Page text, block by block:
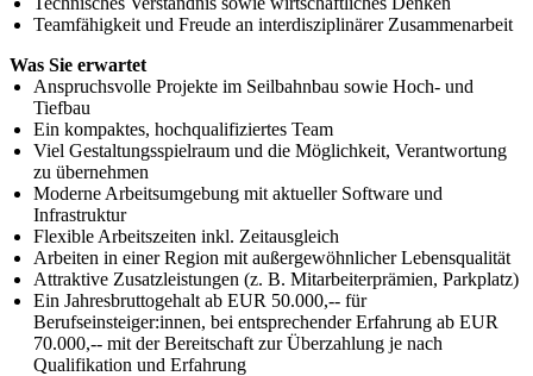
Teamfähigkeit und Freude an interdisziplinärer Zusammenarbeit
Was Sie erwartet
Anspruchsvolle Projekte im Seilbahnbau sowie Hoch- und
Tiefbau
Ein kompaktes, hochqualifiziertes Team
Viel Gestaltungsspielraum und die Möglichkeit, Verantwortung
zu übernehmen
Moderne Arbeitsumgebung mit aktueller Software und
Infrastruktur
Flexible Arbeitszeiten inkl. Zeitausgleich
Arbeiten in einer Region mit außergewöhnlicher Lebensqualität
Attraktive Zusatzleistungen (z. B. Mitarbeiterprämien, Parkplatz)
Ein Jahresbruttogehalt ab EUR 50.000,-- für
Berufseinsteiger:innen, bei entsprechender Erfahrung ab EUR
70.000,-- mit der Bereitschaft zur Überzahlung je nach
Qualifikation und Erfahrung